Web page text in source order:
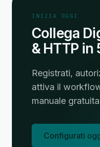
INIZIA OGGI
Collega
& HTTP in
Registrati,
attiva il
manuale
Configurati